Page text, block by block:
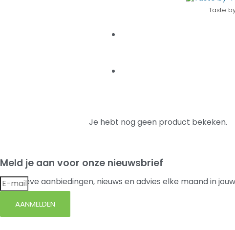
Taste
Je hebt nog geen product bekeken.
Meld je aan voor onze nieuwsbrief
Exclusieve aanbiedingen, nieuws en advies elke maand in
AANMELDEN